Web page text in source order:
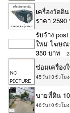
เครื่องวัดดิ
ราคา 2590
รับจ้าง
ใหม่ โฆษณ
350 บาท
ซ่อมเครื่อง
45วัน13ชั่วโม
ขายที่ดิน
46วัน10ชั่วโม